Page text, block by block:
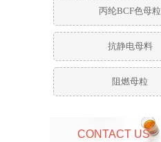
丙纶BCF色母粒
抗静电母料
阻燃母粒
CONTACT US